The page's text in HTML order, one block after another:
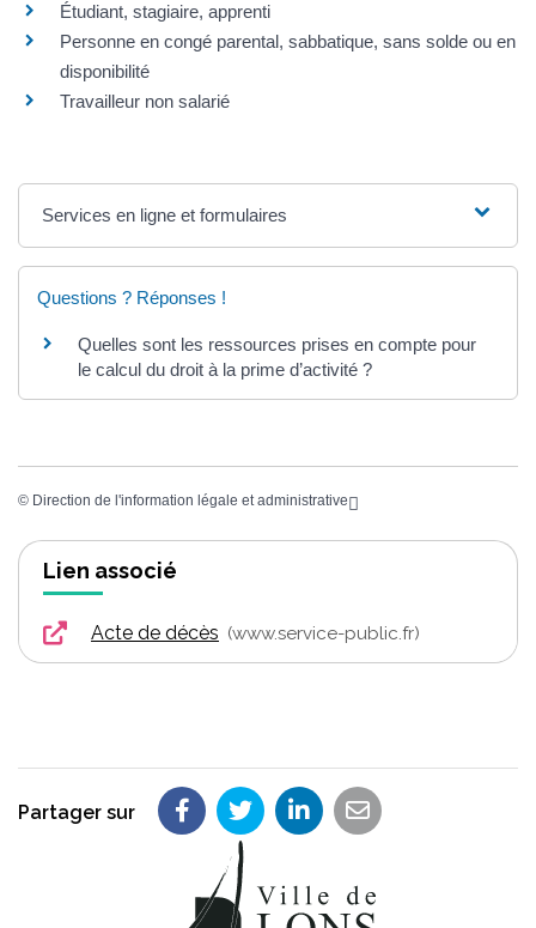
Étudiant, stagiaire, apprenti
Personne en congé parental, sabbatique, sans solde ou en
disponibilité
Travailleur non salarié
Services en ligne et formulaires
Questions ? Réponses !
Quelles sont les ressources prises en compte pour
le calcul du droit à la prime d’activité ?
© Direction de l'information légale et administrative
Lien associé
Acte de décès www.service-public.fr
Partager sur Partager sur Facebook
Partager sur Twitter
Partager sur LinkedIn
Partager par